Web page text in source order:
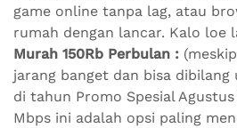
game online tanpa lag, atau
rumah dengan lancar. Kalo loe
Murah 150Rb Perbulan :
jarang banget dan bisa dibilang
di tahun Promo Spesial
Mbps ini adalah opsi paling